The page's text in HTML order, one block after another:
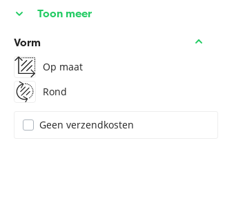
Toon meer
Vorm
Op maat
Rond
Geen verzendkosten